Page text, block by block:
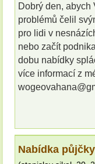
Dobrý den, abych
problémů čelil
pro lidi v
nebo začít
dobu nabídky
více informací z
Nabídka